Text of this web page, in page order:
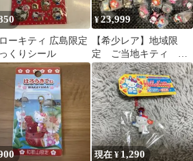
ーキティ 広島限定
くりシール
¥23,999
【希少レア】地域限
定 ご当地キティ コ
レクターズマスコッ
ト キーチャーム
現在 ¥1,290